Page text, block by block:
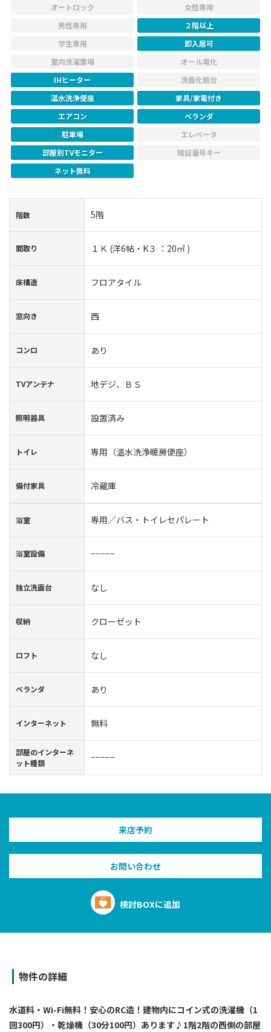
オートロック
女性専用
男性専用
２階以上
学生専用
即入居可
室内洗濯置場
オール電化
IHヒーター
洗面化粧台
温水洗浄便座
家具/家電付き
エアコン
ベランダ
駐車場
エレベータ
部屋別TVモニター
暗証番号キー
ネット無料
階数 5階
間取り １Ｋ (洋6帖・K３ ：20㎡ )
床構造 フロアタイル
窓向き 西
コンロ あり
TVアンテナ 地デジ、ＢＳ
照明器具 設置済み
トイレ 専用（温水洗浄暖房便座）
備付家具 冷蔵庫
浴室 専用／バス・トイレセパレート
浴室設備 −−−−−
独立洗面台 なし
収納 クローゼット
ロフト なし
ベランダ あり
インターネット 無料
部屋のインターネ
ット種類
−−−−−
来店予約
お問い合わせ
検討BOXに追加
物件の詳細
水道料・Wi-Fi無料！安心のRC造！建物内にコイン式の洗濯機（1
回300円）・乾燥機（30分100円）あります♪1階2階の西側の部屋